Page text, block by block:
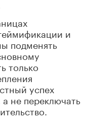
и
подменять
только
успех
не переключать